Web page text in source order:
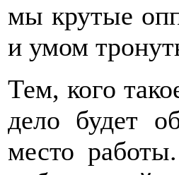
мы крутые
и умом
Тем, кого
дело будет
место